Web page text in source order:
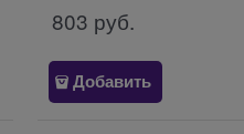
803 руб.
Добавить